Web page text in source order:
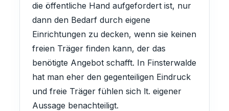
die öffentliche Hand aufgefordert ist, nur
dann den Bedarf durch eigene
Einrichtungen zu decken, wenn sie keinen
freien Träger finden kann, der das
benötigte Angebot schafft. In Finsterwalde
hat man eher den gegenteiligen Eindruck
und freie Träger fühlen sich lt. eigener
Aussage benachteiligt.